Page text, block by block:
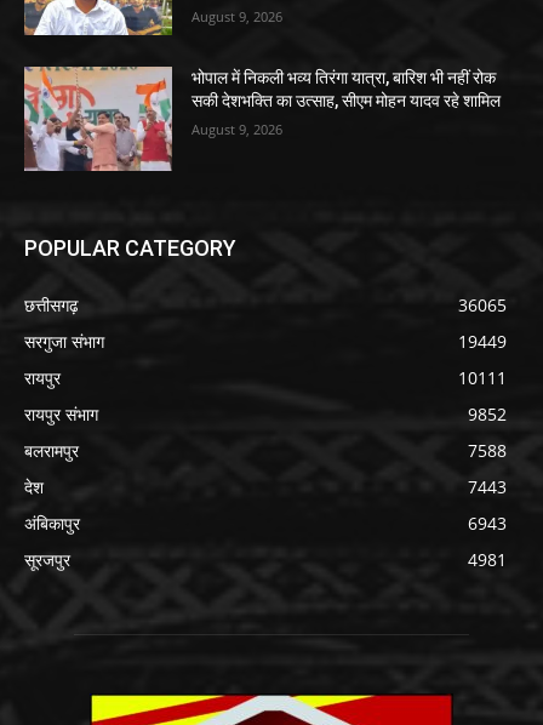
August 9, 2026
भोपाल में निकली भव्य तिरंगा यात्रा, बारिश भी नहीं रोक
सकी देशभक्ति का उत्साह, सीएम मोहन यादव रहे शामिल
August 9, 2026
POPULAR CATEGORY
छत्तीसगढ़
36065
सरगुजा संभाग
19449
रायपुर
10111
रायपुर संभाग
9852
बलरामपुर
7588
देश
7443
अंबिकापुर
6943
सूरजपुर
4981